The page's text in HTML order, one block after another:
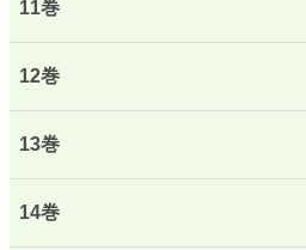
11巻
12巻
13巻
14巻